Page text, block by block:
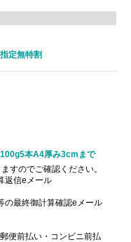
定無特割
本A4厚み3cmまで
すのでご確認ください。
返信eメール
最終御計算確認eメール
便前払い・コンビニ前払